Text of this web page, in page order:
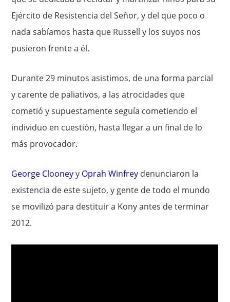
Ejército de Resistencia del Señor, y del que poco o
nada sabíamos hasta que Russell y los suyos nos
pusieron frente a él.
Durante 29 minutos asistimos, de una forma parcial
y carente de paliativos, a las atrocidades que
cometió y supuestamente seguía cometiendo el
individuo en cuestión, hasta llegar a un final de lo
más provocador.
George Clooneyy Oprah Winfrey denunciaron la
existencia de este sujeto, y gente de todo el mundo
se movilizó para destituir a Kony antes de terminar
2012.